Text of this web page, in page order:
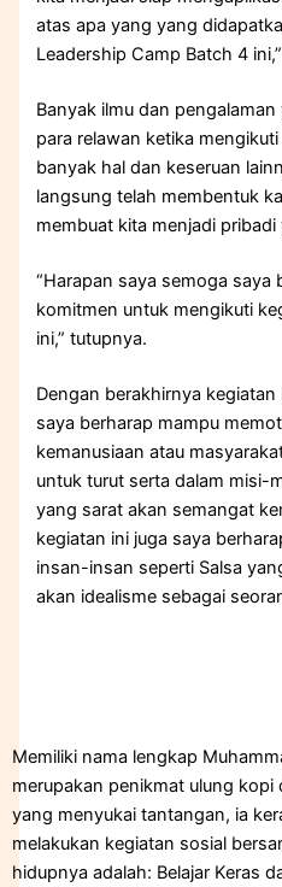
atas apa yang yang
Leadership Camp Batch 4
Banyak ilmu dan
para relawan ketika
banyak hal dan keseruan
langsung telah membentuk
membuat kita menjadi
“Harapan saya semoga saya
komitmen untuk mengikuti
ini,” tutupnya.
Dengan berakhirnya
saya berharap mampu
kemanusiaan atau
untuk turut serta dalam misi-
yang sarat akan semangat
kegiatan ini juga saya
insan-insan seperti Salsa
akan idealisme sebagai
Memiliki nama lengkap
merupakan penikmat ulung kopi
yang menyukai tantangan, ia
melakukan kegiatan sosial
hidupnya adalah: Belajar Keras